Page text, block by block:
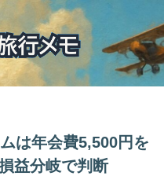
は年会費5,500円を
益分岐で判断